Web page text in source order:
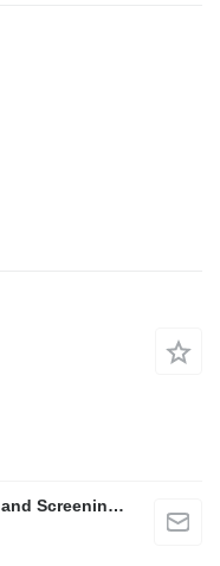
FABO Mobile & Stationary Crushing and Screening Plants | Concrete Batching Plants Manufacturer